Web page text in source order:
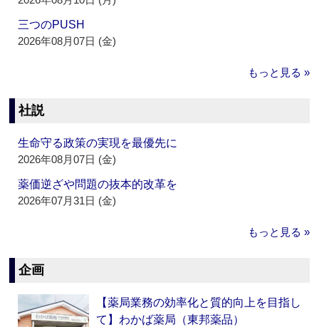
三つのPUSH
2026年08月07日 (金)
もっと見る »
社説
生命守る政策の実現を最優先に
2026年08月07日 (金)
薬価逆ざや問題の抜本的改革を
2026年07月31日 (金)
もっと見る »
企画
【薬局業務の効率化と質的向上を目指し
て】わかば薬局（東邦薬品）